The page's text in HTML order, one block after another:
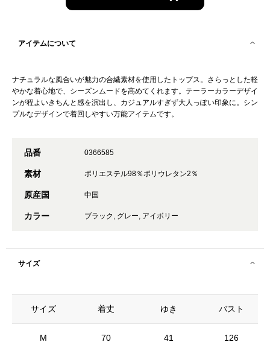
アイテムについて
ナチュラルな風合いが魅力の合繊素材を使用したトップス。さらっとした軽
やかな着心地で、シーズンムードを高めてくれます。テーラーカラーデザイ
ンが程よいきちんと感を演出し、カジュアルすぎず大人っぽい印象に。シン
プルなデザインで着回しやすい万能アイテムです。
品番 0366585
素材 ポリエステル98％ポリウレタン2％
原産国 中国
カラー ブラック, グレー, アイボリー
サイズ
サイズ
M
着丈 ゆき バスト
70 41 126